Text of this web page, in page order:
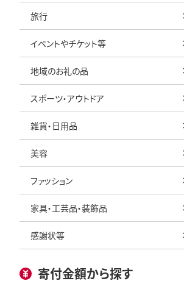
旅行
イベントやチケット等
地域のお礼の品
スポーツ・アウトドア
雑貨・日用品
美容
ファッション
家具・工芸品・装飾品
感謝状等
寄付金額から探す